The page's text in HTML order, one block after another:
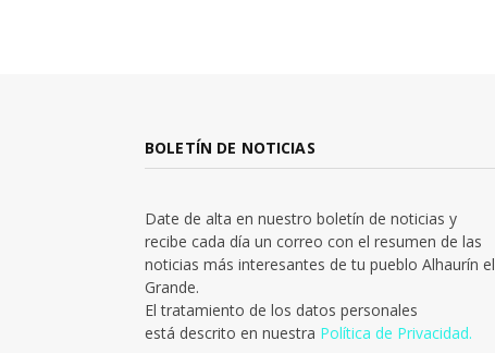
BOLETÍN DE NOTICIAS
Date de alta en nuestro boletín de noticias y
recibe cada día un correo con el resumen de las
noticias más interesantes de tu pueblo Alhaurín el
Grande.
El tratamiento de los datos personales
está descrito en nuestra Política de Privacidad.